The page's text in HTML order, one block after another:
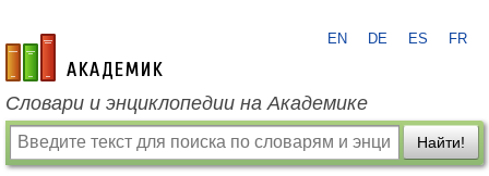
academic.ru
EN DE ES FR
Словари и энциклопедии на Академике
Найти!